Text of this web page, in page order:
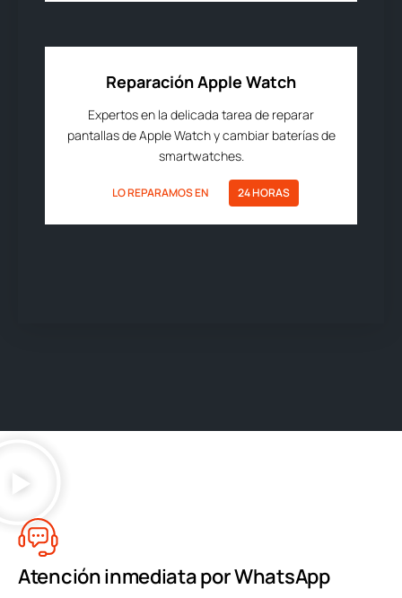
Reparación Apple Watch
Expertos en la delicada tarea de reparar
pantallas de Apple Watch y cambiar baterías de
smartwatches.
LO REPARAMOS EN 24 HORAS
Atención inmediata por WhatsApp